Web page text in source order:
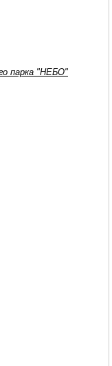
парка "НЕБО"